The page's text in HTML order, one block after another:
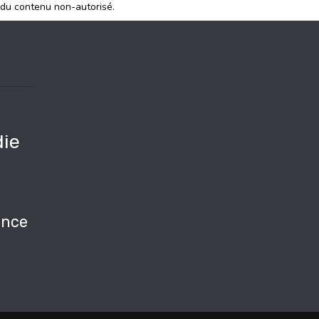
contenu non-autorisé.